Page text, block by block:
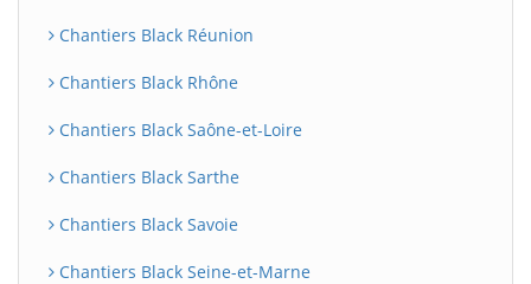
Chantiers Black Réunion
Chantiers Black Rhône
Chantiers Black Saône-et-Loire
Chantiers Black Sarthe
Chantiers Black Savoie
Chantiers Black Seine-et-Marne